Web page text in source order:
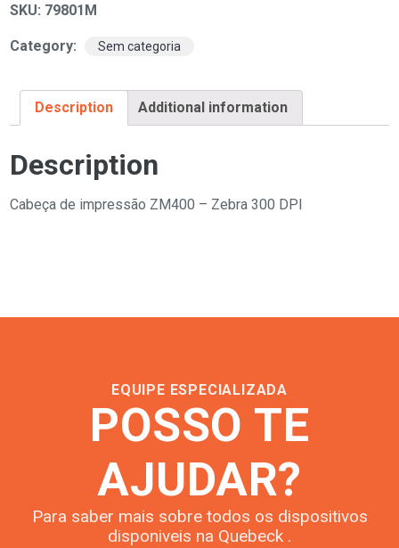
SKU: 79801M
Category: Sem categoria
Description Additional information
Description
Cabeça de impressão ZM400 – Zebra 300 DPI
EQUIPE ESPECIALIZADA
POSSO TE
AJUDAR?
Para saber mais sobre todos os dispositivos
disponiveis na Quebeck .